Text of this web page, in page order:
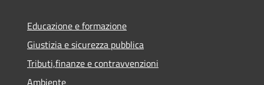
Educazione e formazione
Giustizia e sicurezza pubblica
Tributi,finanze e contravvenzioni
Ambiente